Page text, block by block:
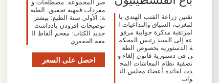
تقنين زراعة القنب الهندي با
لمغرب، السياق والتداعيات ا
لمرتقبة مذكرة جوابية مرفو
عة إلى السيد رئيس المحكم
ة الدستورية بخصوص الطع
ن في دستورية قانون إلغاء و
تصفية نظام المعاشات المح
دث لفائدة أعضاء مجلس الن
واب
صر المجموعة: مصطلحات و
مفردات فقهية تحقيق: الطبع
ة: الأولى سنة الطبع: بیشتر
توضیحات افزودن یادداشت
جدید الكتاب: معجم ألفاظ ال
فقه الجعفري
احصل على السعر